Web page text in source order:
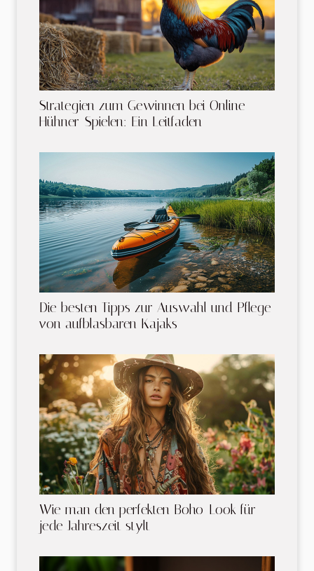
Strategien zum Gewinnen bei Online-
Hühner-Spielen: Ein Leitfaden
Die besten Tipps zur Auswahl und Pflege
von aufblasbaren Kajaks
Wie man den perfekten Boho-Look für
jede Jahreszeit stylt